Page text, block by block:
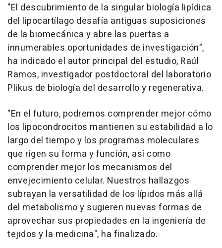
"El descubrimiento de la singular biología lipídica
del lipocartílago desafía antiguas suposiciones
de la biomecánica y abre las puertas a
innumerables oportunidades de investigación",
ha indicado el autor principal del estudio, Raúl
Ramos, investigador postdoctoral del laboratorio
Plikus de biología del desarrollo y regenerativa.
"En el futuro, podremos comprender mejor cómo
los lipocondrocitos mantienen su estabilidad a lo
largo del tiempo y los programas moleculares
que rigen su forma y función, así como
comprender mejor los mecanismos del
envejecimiento celular. Nuestros hallazgos
subrayan la versatilidad de los lípidos más allá
del metabolismo y sugieren nuevas formas de
aprovechar sus propiedades en la ingeniería de
tejidos y la medicina", ha finalizado.